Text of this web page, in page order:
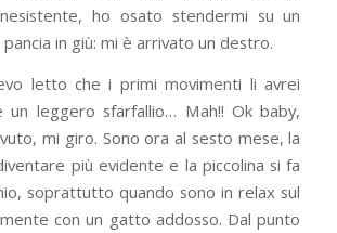
ho osato stendermi su un
in giù: mi è arrivato un destro.
letto che i primi movimenti li avrei
un leggero sfarfallio… Mah!! Ok baby,
mi giro. Sono ora al sesto mese, la
più evidente e la piccolina si fa
soprattutto quando sono in relax sul
con un gatto addosso. Dal punto